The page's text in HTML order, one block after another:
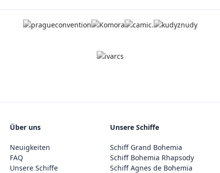
Über uns
Neuigkeiten
FAQ
Unsere Schiffe
Unsere Schiffe
Schiff Grand Bohemia
Schiff Bohemia Rhapsody
Schiff Agnes de Bohemia